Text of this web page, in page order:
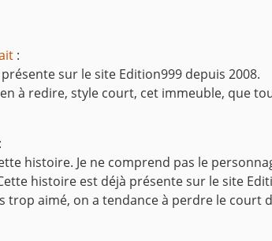
:
sur le site Edition999 depuis 2008.
à redire, style court, cet immeuble, que
histoire. Je ne comprend pas le
histoire est déjà présente sur le site
trop aimé, on a tendance à perdre le